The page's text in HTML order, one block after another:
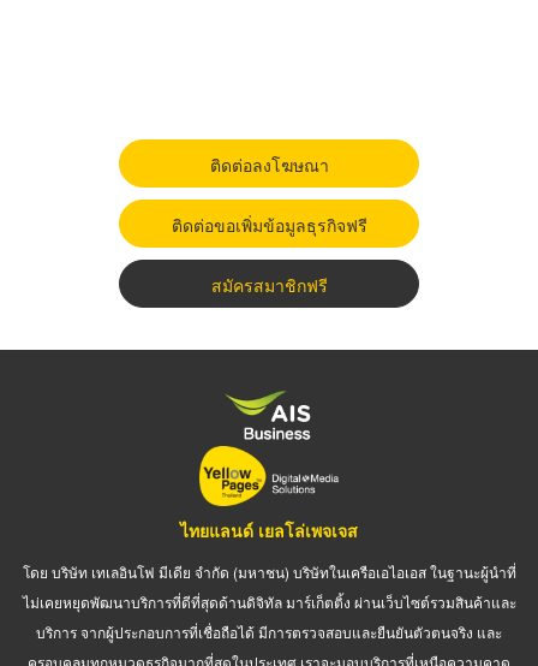
ติดต่อลงโฆษณา
ติดต่อขอเพิ่มข้อมูลธุรกิจฟรี
สมัครสมาชิกฟรี
ไทยแลนด์ เยลโล่เพจเจส
โดย บริษัท เทเลอินโฟ มีเดีย จำกัด (มหาชน) บริษัทในเครือเอไอเอส ในฐานะผู้นำที่
ไม่เคยหยุดพัฒนาบริการที่ดีที่สุดด้านดิจิทัล มาร์เก็ตติ้ง ผ่านเว็บไซต์รวมสินค้าและ
บริการ จากผู้ประกอบการที่เชื่อถือได้ มีการตรวจสอบและยืนยันตัวตนจริง และ
ครอบคลุมทุกหมวดธุรกิจมากที่สุดในประเทศ เราจะมอบบริการที่เหนือความคาด